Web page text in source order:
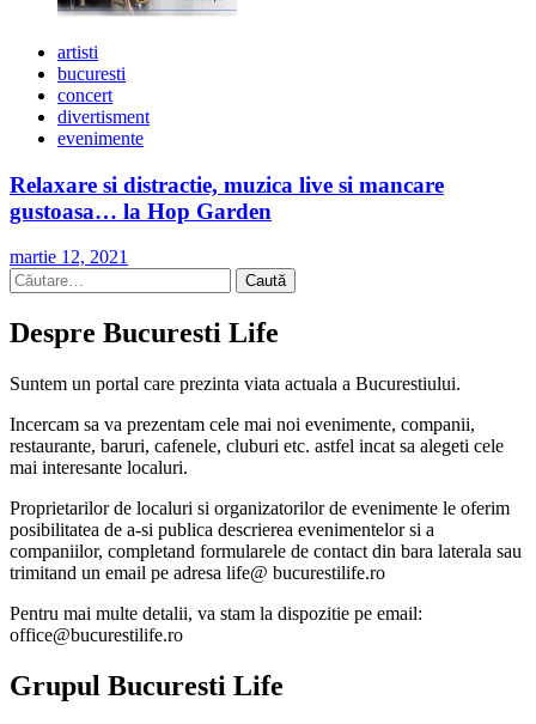
artisti
bucuresti
concert
divertisment
evenimente
Relaxare si distractie, muzica live si mancare
gustoasa… la Hop Garden
martie 12, 2021
Caută
după:
Despre Bucuresti Life
Suntem un portal care prezinta viata actuala a Bucurestiului.
Incercam sa va prezentam cele mai noi evenimente, companii,
restaurante, baruri, cafenele, cluburi etc. astfel incat sa alegeti cele
mai interesante localuri.
Proprietarilor de localuri si organizatorilor de evenimente le oferim
posibilitatea de a-si publica descrierea evenimentelor si a
companiilor, completand formularele de contact din bara laterala sau
trimitand un email pe adresa life@ bucurestilife.ro
Pentru mai multe detalii, va stam la dispozitie pe email:
office@bucurestilife.ro
Grupul Bucuresti Life